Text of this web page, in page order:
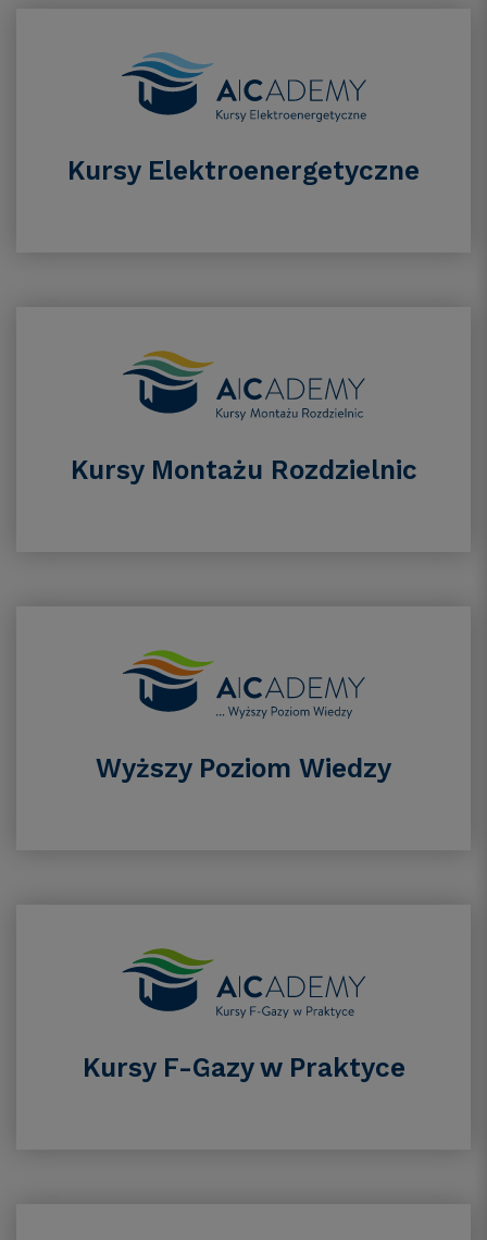
Kursy Elektroenergetyczne
Kursy Montażu Rozdzielnic
Wyższy Poziom Wiedzy
Kursy F-Gazy w Praktyce